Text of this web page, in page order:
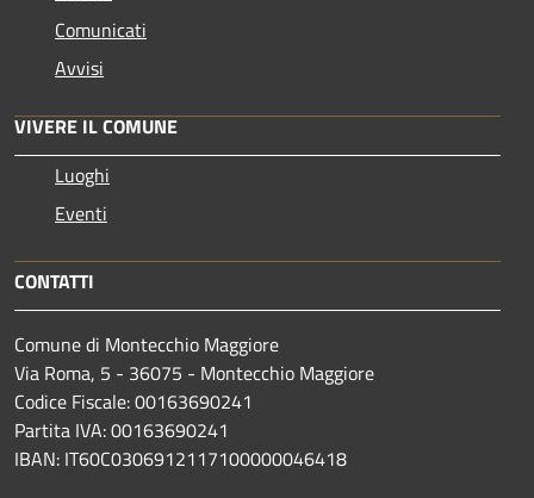
Comunicati
Avvisi
VIVERE IL COMUNE
Luoghi
Eventi
CONTATTI
Comune di Montecchio Maggiore
Via Roma, 5 - 36075 - Montecchio Maggiore
Codice Fiscale: 00163690241
Partita IVA: 00163690241
IBAN: IT60C0306912117100000046418